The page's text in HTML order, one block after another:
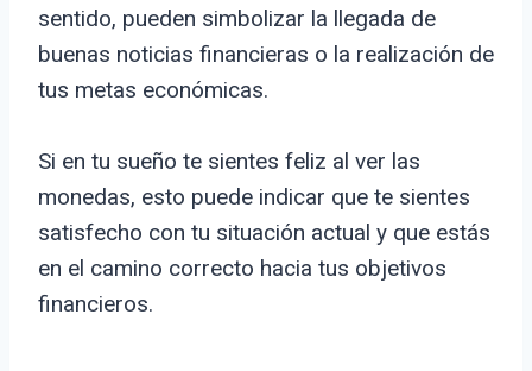
sentido, pueden simbolizar la llegada de
buenas noticias financieras o la realización de
tus metas económicas.
Si en tu sueño te sientes feliz al ver las
monedas, esto puede indicar que te sientes
satisfecho con tu situación actual y que estás
en el camino correcto hacia tus objetivos
financieros.